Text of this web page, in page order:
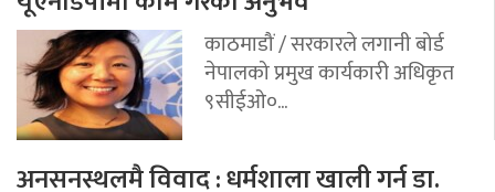
काठमाडौं / सरकारले लगानी बोर्ड
नेपालको प्रमुख कार्यकारी अधिकृत
९सीईओ०...
अनसनस्थलमै विवाद : धर्मशाला खाली गर्न डा.